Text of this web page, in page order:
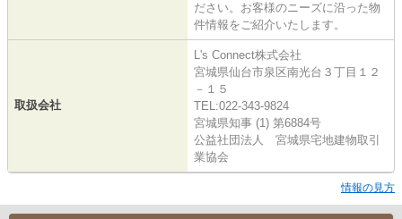
ださい。お客様のニーズに沿った物
件情報をご紹介いたします。
取扱会社
L's Connect株式会社
宮城県仙台市泉区南光台３丁目１２
－１５
TEL:022-343-9824
宮城県知事 (1) 第6884号
公益社団法人 宮城県宅地建物取引
業協会
情報の見方